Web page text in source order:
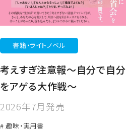
書籍・ライトノベル
考えすぎ注意報～自分で自分
をアゲる大作戦～
2026年7月発売
# 趣味・実用書